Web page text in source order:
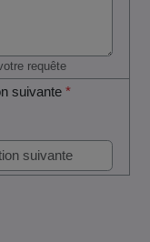
requête
suivante*